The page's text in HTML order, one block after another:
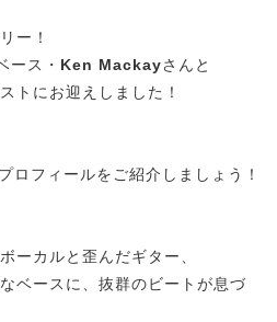
ー！
ース・ Ken Mackayさんと
トにお迎えしました！
ロフィールをご紹介しましょう！
ーカルと歪んだギター、
ベースに、抜群のビートが息づ